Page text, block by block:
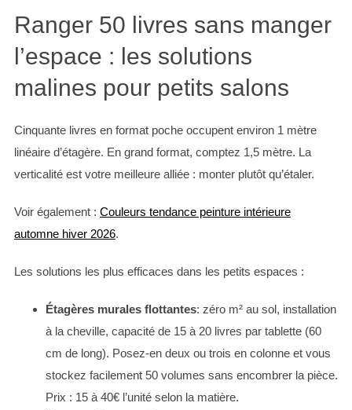
Ranger 50 livres sans manger
l’espace : les solutions
malines pour petits salons
Cinquante livres en format poche occupent environ 1 mètre
linéaire d’étagère. En grand format, comptez 1,5 mètre. La
verticalité est votre meilleure alliée : monter plutôt qu’étaler.
Voir également : Couleurs tendance peinture intérieure
automne hiver 2026.
Les solutions les plus efficaces dans les petits espaces :
Étagères murales flottantes: zéro m² au sol, installation
à la cheville, capacité de 15 à 20 livres par tablette (60
cm de long). Posez-en deux ou trois en colonne et vous
stockez facilement 50 volumes sans encombrer la pièce.
Prix : 15 à 40€ l’unité selon la matière.
S
r